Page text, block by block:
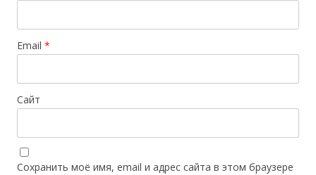
Email *
Сайт
Сохранить моё имя, email и адрес сайта в этом браузере